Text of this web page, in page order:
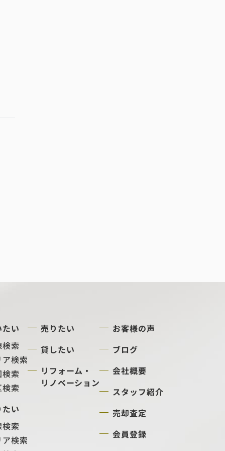
い
索
検索
索
索
い
索
検索
売りたい
貸したい
リフォーム・
リノベーション
お客様の声
ブログ
会社概要
スタッフ紹介
売却査定
会員登録